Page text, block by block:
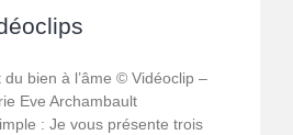
bien à l’âme © Vidéoclip –
Eve Archambault
: Je vous présente trois